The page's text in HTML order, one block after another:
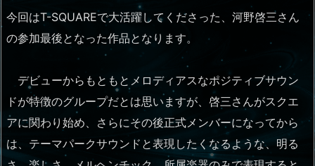
今回はT-SQUAREで大活躍してくださった、河野啓三さん
の参加最後となった作品となります。
デビューからもともとメロディアスなポジティブサウン
ドが特徴のグループだとは思いますが、啓三さんがスクエ
アに関わり始め、さらにその後正式メンバーになってから
は、テーマパークサウンドと表現したくなるような、明る